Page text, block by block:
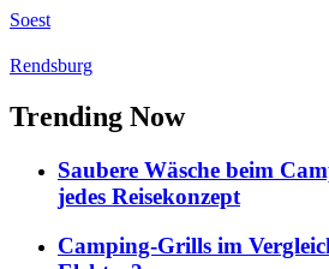
Soest
Rendsburg
Trending Now
Saubere Wäsche beim
jedes Reisekonzept
Camping-Grills im